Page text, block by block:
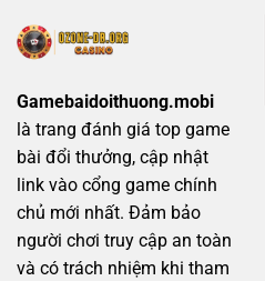
rủi
Gamebaidoithuong.mobi
là trang đánh giá top game
bài đổi thưởng, cập nhật
link vào cổng game chính
chủ mới nhất. Đảm bảo
người chơi truy cập an toàn
và có trách nhiệm khi tham